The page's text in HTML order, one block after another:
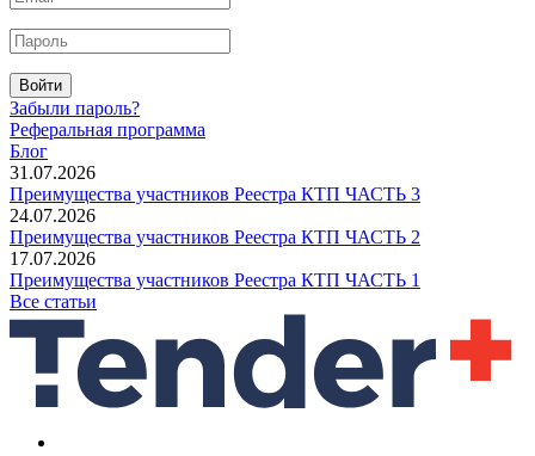
Войти
Забыли пароль?
Реферальная программа
Блог
31.07.2026
Преимущества участников Реестра КТП ЧАСТЬ 3
24.07.2026
Преимущества участников Реестра КТП ЧАСТЬ 2
17.07.2026
Преимущества участников Реестра КТП ЧАСТЬ 1
Все статьи